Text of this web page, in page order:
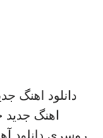
دانلود اهنگ
اهنگ جدید
روسری دانلود